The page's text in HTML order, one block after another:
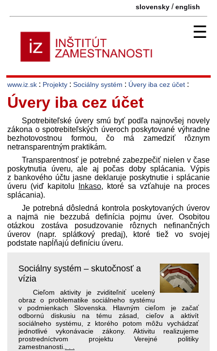
slovensky /english
☰
www.iz.sk : Projekty : Sociálny systém : Úvery iba cez účet :
Úvery iba cez účet
Spotrebiteľské úvery smú byť podľa najnovšej novely
zákona o spotrebiteľských úveroch poskytované výhradne
bezhotovostnou formou, čo má zamedziť rôznym
netransparentným praktikám.
Transparentnosť je potrebné zabezpečiť nielen v čase
poskytnutia úveru, ale aj počas doby splácania. Výpis
z bankového účtu jasne deklaruje poskytnutie i splácanie
úveru (viď kapitolu
Inkaso, ktoré sa vzťahuje na proces
splácania).
Je potrebná dôsledná kontrola poskytovaných úverov
a najmä nie bezzubá definícia pojmu úver. Osobitou
otázkou zostáva posudzovanie rôznych nefinančných
úverov (napr. splátkový pred­aj), ktoré tiež vo svojej
podstate napĺňajú definíciu úveru.
Sociálny systém – skutočnosť a
vízia
Cieľom aktivity je zviditeľniť ucelený
obraz o problematike sociálneho systému
v podmienkach Slovenska. Hlavným cieľom je začať
odbornú diskusiu na tému zásad, cieľov a aktivít
sociálneho systému, z ktorého potom môžu vychádzať
jednotlivé vykonávacie zákony. Aktivitu realizujeme
prostredníctvom projektu Verejné politiky
zamestnanosti.